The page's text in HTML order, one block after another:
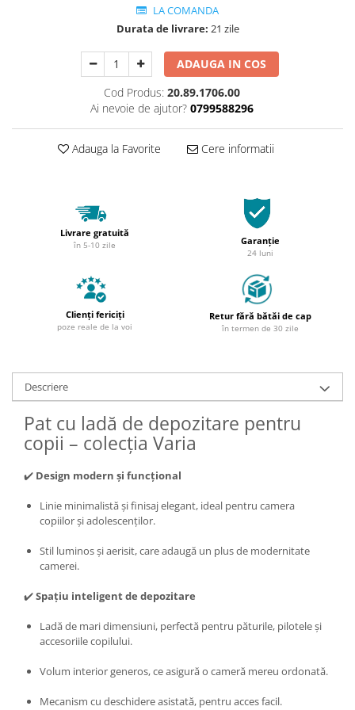
LA COMANDA
Durata de livrare: 21 zile
ADAUGA IN COS
Cod Produs: 20.89.1706.00
Ai nevoie de ajutor? 0799588296
Adauga la Favorite Cere informatii
Livrare gratuită
în 5-10 zile Garanție
24 luni
Clienți fericiți
poze reale de la voi
Retur fără bătăi de cap
în termen de 30 zile
Descriere
Pat cu ladă de depozitare pentru
copii – colecția Varia
✔️ Design modern și funcțional
Linie minimalistă și finisaj elegant, ideal pentru camera
copiilor și adolescenților.
Stil luminos și aerisit, care adaugă un plus de modernitate
camerei.
✔️Spațiu inteligent de depozitare
Ladă de mari dimensiuni, perfectă pentru păturile, pilotele și
accesoriile copilului.
Volum interior generos, ce asigură o cameră mereu ordonată.
Mecanism cu deschidere asistată, pentru acces facil.